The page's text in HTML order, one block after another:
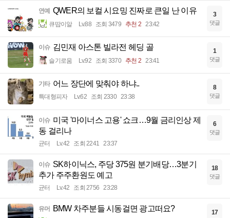
연예 QWER의 보컬 시요밍 진짜로 큰일 난 이유
큐땁이알 Lv.88 조회 3479 추천 2 23:42
3
댓글
이슈 김민재 아스톤 빌라전 헤딩 골
슬기로움 Lv.92 조회 3370 추천 2 23:41
1
댓글
기타 어느 장단에 맞춰야 하냐..
특대형피자 Lv.62 조회 2330 23:38
8
댓글
이슈 미국 '마이너스 고용' 쇼크…9월 금리인상 제
동 걸리나
균터 Lv.42 조회 2241 23:37
6
댓글
이슈 SK하이닉스, 주당 375원 분기배당…3분기
추가 주주환원도 예고
균터 Lv.42 조회 2756 23:28
18
댓글
유머 BMW 차주분들 시동걸면 광고떠요? 17